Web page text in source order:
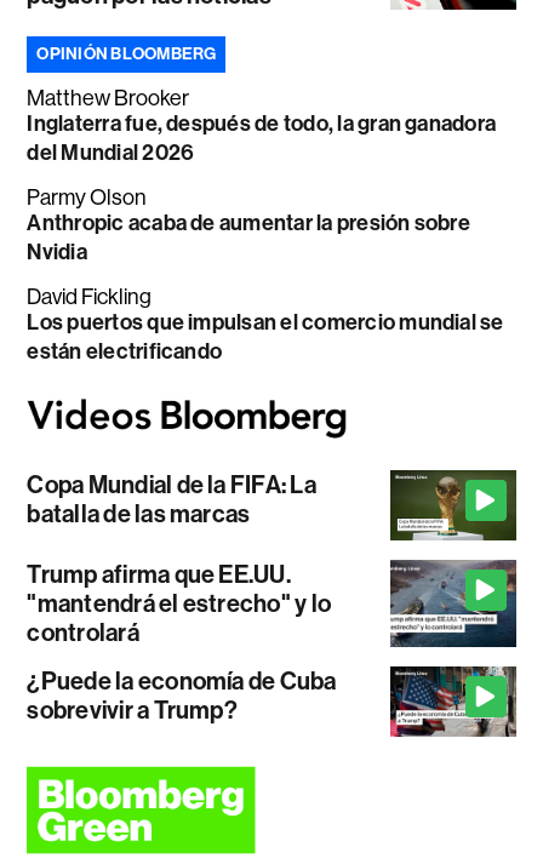
OPINIÓN BLOOMBERG
Matthew Brooker
Inglaterra fue, después de todo, la gran ganadora
del Mundial 2026
Parmy Olson
Anthropic acaba de aumentar la presión sobre
Nvidia
David Fickling
Los puertos que impulsan el comercio mundial se
están electrificando
Copa Mundial de la FIFA: La
batalla de las marcas
Trump afirma que EE.UU.
"mantendrá el estrecho" y lo
controlará
¿Puede la economía de Cuba
sobrevivir a Trump?